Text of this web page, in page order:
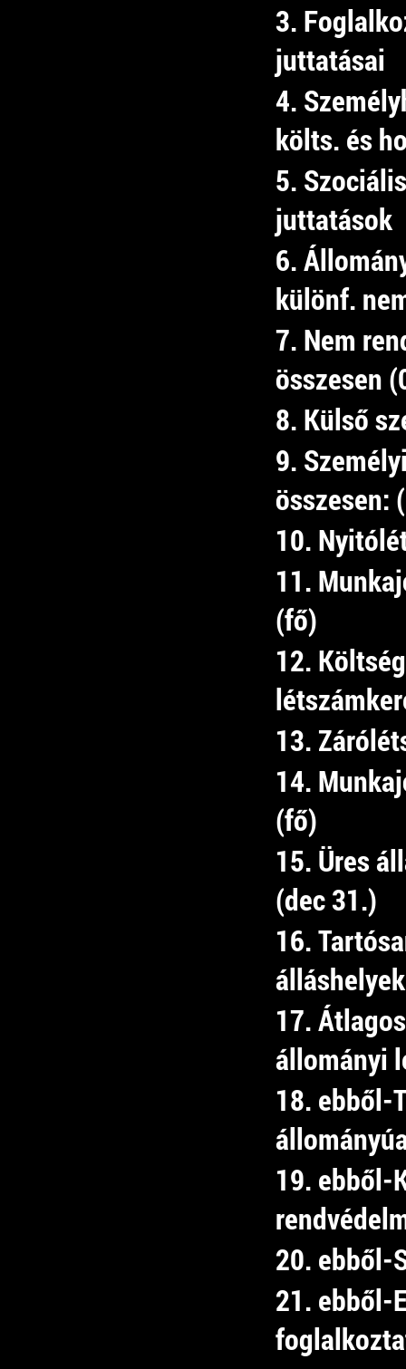
3.
juttatásai
4.
költs. és
5.
juttatások
6.
különf.
7. Nem
összesen
8. Külső
9.
összesen:
10.
11.
(fő)
12.
13.
14.
(fő)
15. Üres
(dec 31.)
16.
17.
állományi
18. ebből-
19. ebből-
20. ebből-
21. ebből-